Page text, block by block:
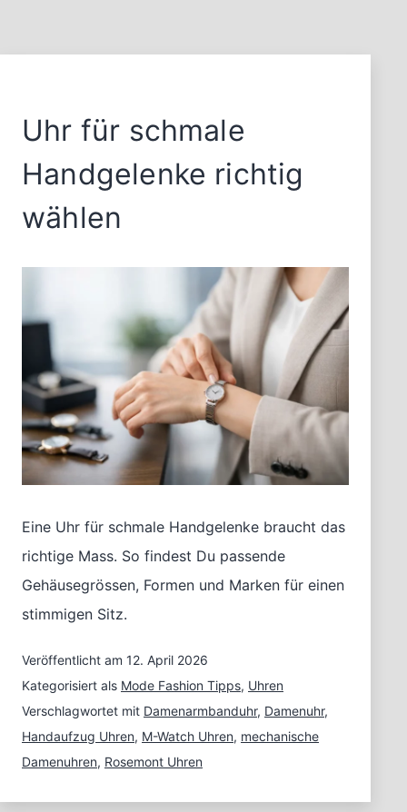
Uhr für schmale
Handgelenke richtig
wählen
Eine Uhr für schmale Handgelenke braucht das
richtige Mass. So findest Du passende
Gehäusegrössen, Formen und Marken für einen
stimmigen Sitz.
Veröffentlicht am 12. April 2026
Kategorisiert als Mode Fashion Tipps, Uhren
Verschlagwortet mit Damenarmbanduhr, Damenuhr,
Handaufzug Uhren, M-Watch Uhren, mechanische
Damenuhren, Rosemont Uhren